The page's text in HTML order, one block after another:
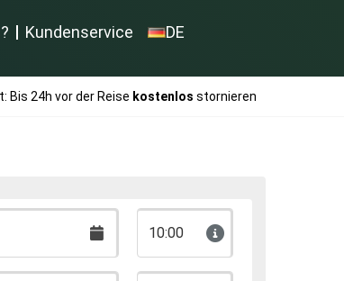
Kundenservice DE
Bis 24h vor der Reise kostenlos stornieren
10:00